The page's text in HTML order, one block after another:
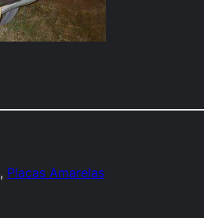
, Placas Amarelas